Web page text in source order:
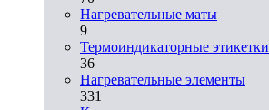
Нагревательные маты
9
Термоиндикаторные этикетки
36
Нагревательные элементы
331